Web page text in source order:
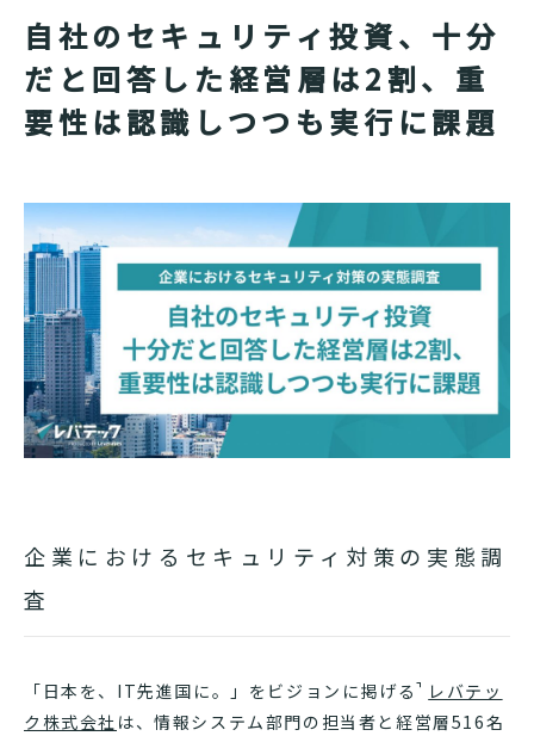
自社のセキュリティ投資、十分
だと回答した経営層は2割、重
要性は認識しつつも実行に課題
企業におけるセキュリティ対策の実態調
査
「日本を、IT先進国に。」をビジョンに掲げる
レバテッ
ク株式会社 は、情報システム部門の担当者と経営層516名